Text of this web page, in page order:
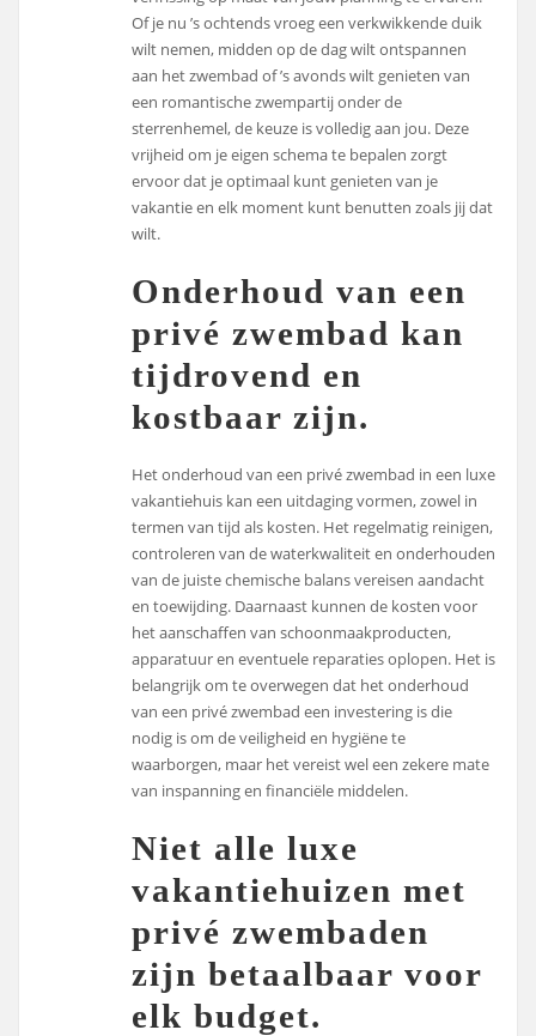
Of je nu ’s ochtends vroeg een verkwikkende duik
wilt nemen, midden op de dag wilt ontspannen
aan het zwembad of ’s avonds wilt genieten van
een romantische zwempartij onder de
sterrenhemel, de keuze is volledig aan jou. Deze
vrijheid om je eigen schema te bepalen zorgt
ervoor dat je optimaal kunt genieten van je
vakantie en elk moment kunt benutten zoals jij dat
wilt.
Onderhoud van een
privé zwembad kan
tijdrovend en
kostbaar zijn.
Het onderhoud van een privé zwembad in een luxe
vakantiehuis kan een uitdaging vormen, zowel in
termen van tijd als kosten. Het regelmatig reinigen,
controleren van de waterkwaliteit en onderhouden
van de juiste chemische balans vereisen aandacht
en toewijding. Daarnaast kunnen de kosten voor
het aanschaffen van schoonmaakproducten,
apparatuur en eventuele reparaties oplopen. Het is
belangrijk om te overwegen dat het onderhoud
van een privé zwembad een investering is die
nodig is om de veiligheid en hygiëne te
waarborgen, maar het vereist wel een zekere mate
van inspanning en financiële middelen.
Niet alle luxe
vakantiehuizen met
privé zwembaden
zijn betaalbaar voor
elk budget.